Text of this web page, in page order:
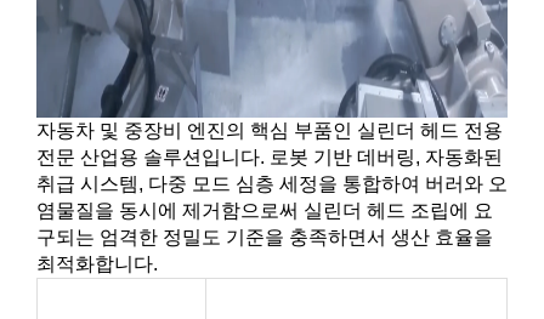
자동차 및 중장비 엔진의 핵심 부품인 실린더 헤드 전용
전문 산업용 솔루션입니다. 로봇 기반 데버링, 자동화된
취급 시스템, 다중 모드 심층 세정을 통합하여 버러와 오
염물질을 동시에 제거함으로써 실린더 헤드 조립에 요
구되는 엄격한 정밀도 기준을 충족하면서 생산 효율을
최적화합니다.